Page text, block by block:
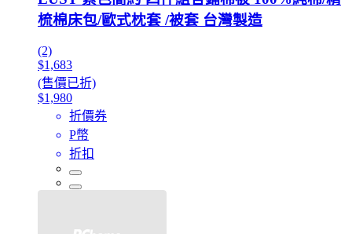
梳棉床包/歐式枕套 /被套 台灣製造
(2)
$1,683
(售價已折)
$1,980
折價券
P幣
折扣